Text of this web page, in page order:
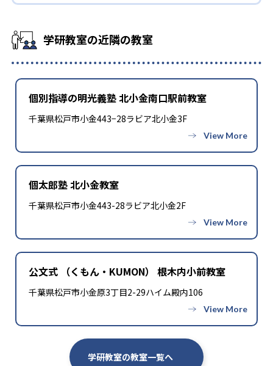
学研教室の近隣の教室
個別指導の明光義塾 北小金南口駅前教室
千葉県松戸市小金443−28ラビア北小金3F
個太郎塾 北小金教室
千葉県松戸市小金443-28ラビア北小金2F
公文式 （くもん・KUMON） 根木内小前教室
千葉県松戸市小金原3丁目2-29ハイム殿内106
学研教室の教室一覧へ